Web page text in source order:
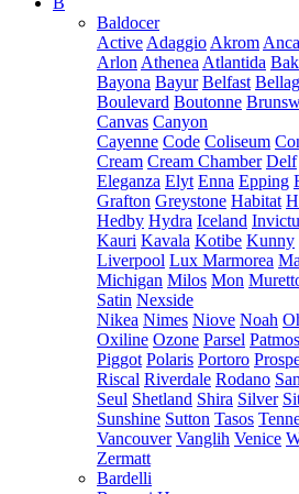
Baldocer
Active Adaggio Akrom
Arlon Athenea Atlantida
Bayona Bayur Belfast
Boulevard Boutonne
Canvas Canyon
Cayenne Code Coliseum
Cream Cream Chamber Delf
Eleganza Elyt Enna Epping
Grafton Greystone Habitat
Hedby Hydra Iceland
Kauri Kavala Kotibe Kunny
Liverpool Lux Marmorea
Michigan Milos Mon
Satin Nexside
Nikea Nimes Niove Noah
Oxiline Ozone Parsel Patmos
Piggot Polaris Portoro
Riscal Riverdale Rodano
Seul Shetland Shira Silver
Sunshine Sutton Tasos
Vancouver Vanglih Venice
Zermatt
Bardelli